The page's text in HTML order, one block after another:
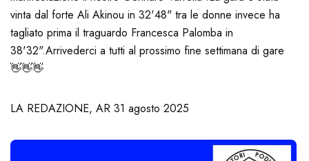
vinta dal forte Ali Akinou in 32'48" tra le donne invece ha
tagliato prima il traguardo Francesca Palomba in
38'32".Arrivederci a tutti al prossimo fine settimana di gare
👋👋👋
LA REDAZIONE, AR 31 agosto 2025